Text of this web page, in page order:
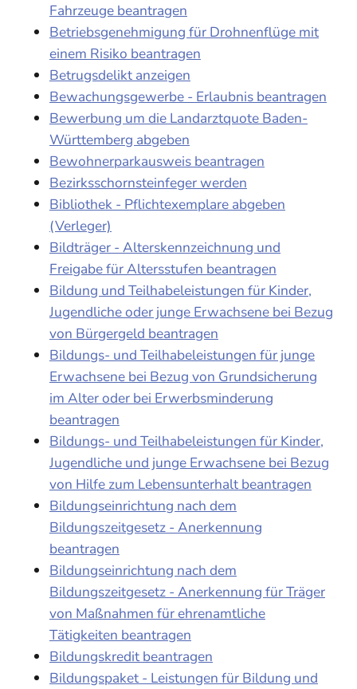
Fahrzeuge beantragen
Betriebsgenehmigung für Drohnenflüge mit
einem Risiko beantragen
Betrugsdelikt anzeigen
Bewachungsgewerbe - Erlaubnis beantragen
Bewerbung um die Landarztquote Baden-
Württemberg abgeben
Bewohnerparkausweis beantragen
Bezirksschornsteinfeger werden
Bibliothek - Pflichtexemplare abgeben
(Verleger)
Bildträger - Alterskennzeichnung und
Freigabe für Altersstufen beantragen
Bildung und Teilhabeleistungen für Kinder,
Jugendliche oder junge Erwachsene bei Bezug
von Bürgergeld beantragen
Bildungs- und Teilhabeleistungen für junge
Erwachsene bei Bezug von Grundsicherung
im Alter oder bei Erwerbsminderung
beantragen
Bildungs- und Teilhabeleistungen für Kinder,
Jugendliche und junge Erwachsene bei Bezug
von Hilfe zum Lebensunterhalt beantragen
Bildungseinrichtung nach dem
Bildungszeitgesetz - Anerkennung
beantragen
Bildungseinrichtung nach dem
Bildungszeitgesetz - Anerkennung für Träger
von Maßnahmen für ehrenamtliche
Tätigkeiten beantragen
Bildungskredit beantragen
Bildungspaket - Leistungen für Bildung und